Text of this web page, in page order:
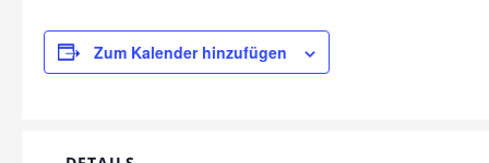
Zum Kalender hinzufügen